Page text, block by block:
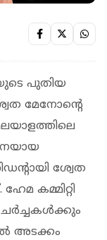
പുതിയ
മേനോന്റെ
ശ്വേത
കമ്മിറ്റി
ചർച്ചകൾക്കും
അടക്കം